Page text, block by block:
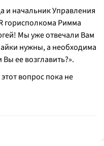
и начальник Управления
горисполкома Римма
Мы уже отвечали Вам
нужны, а необходима
ее возглавить?».
вопрос пока не